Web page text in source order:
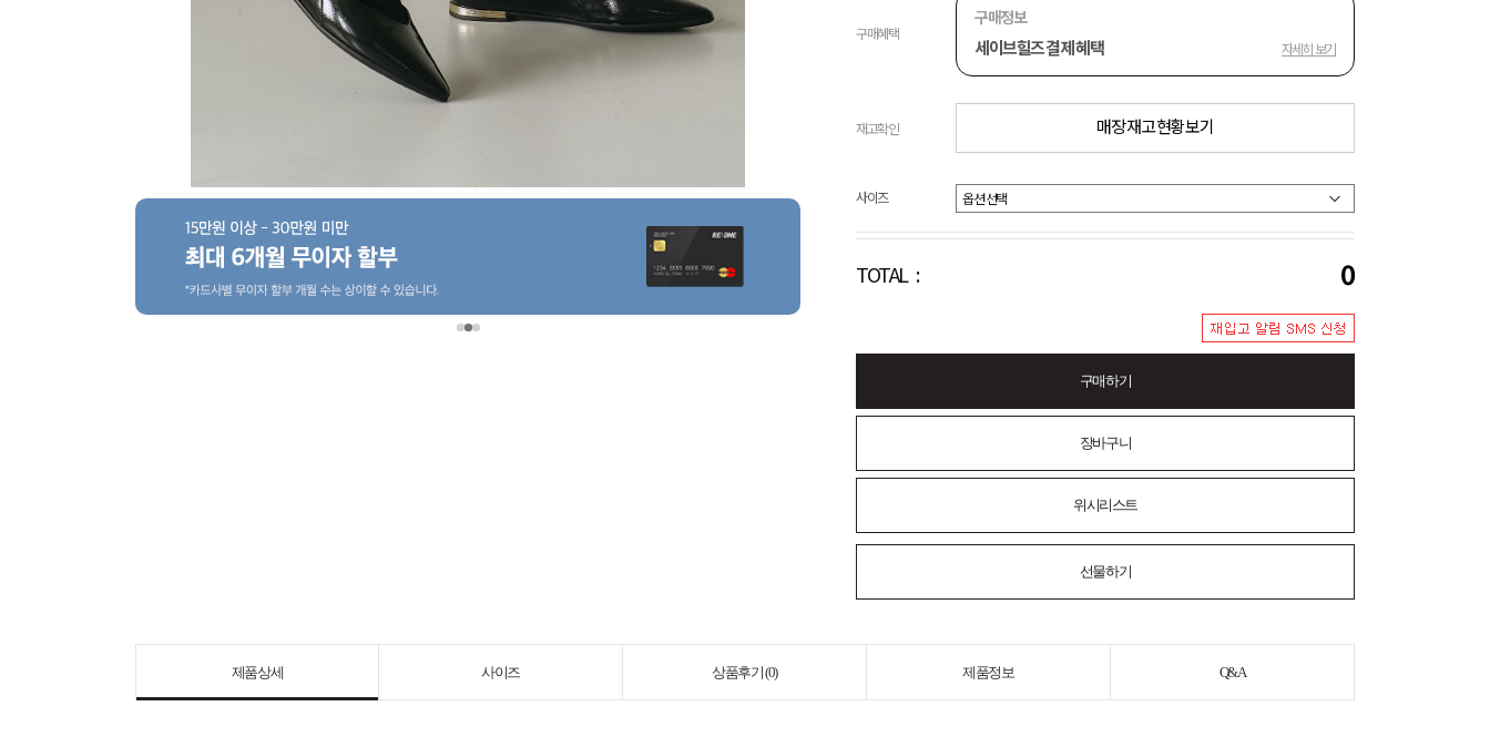
구매혜택
구매정보
세이브힐즈 결제 혜택 자세히 보기
재고확인 매장 재고 현황 보기
사이즈
TOTAL : 0
구매하기
장바구니
위시리스트
선물하기
제품상세 사이즈 상품후기 (0) 제품정보 Q&A